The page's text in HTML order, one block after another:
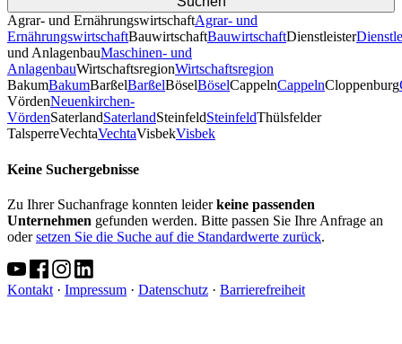
Agrar- und ErnährungswirtschaftAgrar- und
ErnährungswirtschaftBauwirtschaftBauwirtschaftDienstleister
und AnlagenbauMaschinen- und
AnlagenbauWirtschaftsregionWirtschaftsregion
BakumBakumBarßelBarßelBöselBöselCappelnCappelnCloppenburg
VördenNeuenkirchen-
VördenSaterlandSaterlandSteinfeldSteinfeldThülsfelder
TalsperreVechtaVechtaVisbekVisbek
Keine Suchergebnisse
Zu Ihrer Suchanfrage konnten leiderkeine passenden
Unternehmen gefunden werden. Bitte passen Sie Ihre Anfrage an
odersetzen Sie die Suche auf die Standardwerte zurück.
Kontakt · Impressum · Datenschutz · Barrierefreiheit